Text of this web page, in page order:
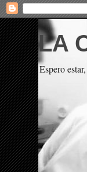
LA
Espero